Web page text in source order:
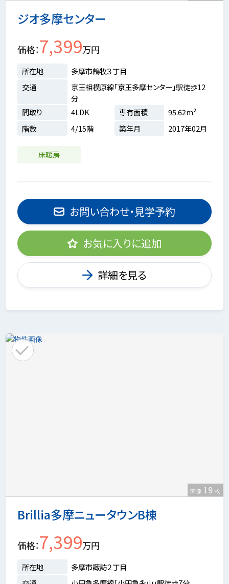
ジオ多摩センター
価格 7,399万円
所在地
多摩市鶴牧３丁目
交通
京王相模原線「京王多摩センター」駅徒歩12
分
間取り
4LDK 専有面積
95.62m²
階数
4/15階 築年月 2017年02月
床暖房
お問い合わせ・見学予約
お気に入りに追加
詳細を見る
Brillia多摩ニュータウンB棟
画像 19 枚
価格 7,399万円
所在地
多摩市諏訪２丁目